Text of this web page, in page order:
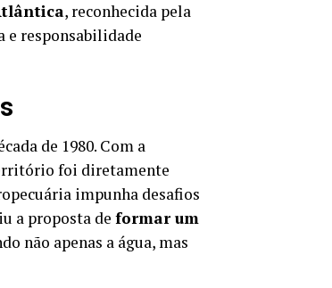
, reconhecida pela
e responsabilidade
de 1980. Com a
foi diretamente
impunha desafios
a proposta de formar um
não apenas a água, mas